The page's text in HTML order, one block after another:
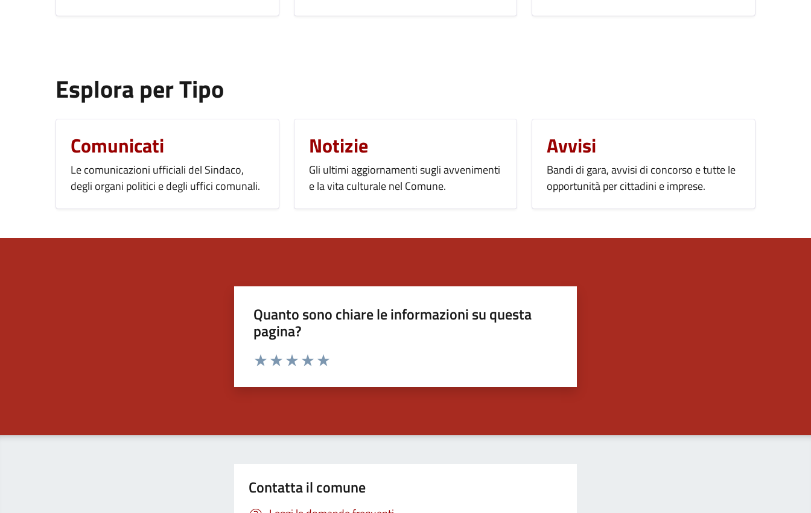
Esplora per Tipo
Comunicati
Le comunicazioni ufficiali del Sindaco,
degli organi politici e degli uffici comunali.
Notizie
Gli ultimi aggiornamenti sugli avvenimenti
e la vita culturale nel Comune.
Avvisi
Bandi di gara, avvisi di concorso e tutte le
opportunità per cittadini e imprese.
Quanto sono chiare le informazioni su questa
pagina?
Valuta da 1 a 5 stelle la pagina
Contatta il comune